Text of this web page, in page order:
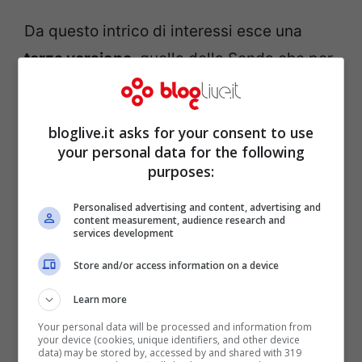
Da questo intrico di interessi esce una
terza versione, quella della Sonda che per
il suo 40% ritiene di dover ricevere ancora
, avendone ricevuti solo 7
al fronte di una valutazione del cartellino
72 milioni totali. La società brasiliana ha
altre indagini sono in atto per stabilire
quale sia davvero la verità in questa
complessa operazione di mercato.
Lemodalità di trasferimento
dunque convinto una parte dell’assemblea
bloglive.it asks for your consent to use
your personal data for the following
purposes:
Personalised advertising and content, advertising and
content measurement, audience research and
services development
Store and/or access information on a device
Learn more
Your personal data will be processed and information from
your device (cookies, unique identifiers, and other device
data) may be stored by, accessed by and shared with 319